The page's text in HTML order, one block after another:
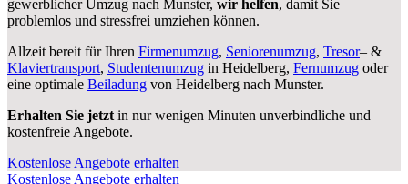
gewerblicher Umzug nach Munster, wir helfen, damit Sie
problemlos und stressfrei umziehen können.
Allzeit bereit für Ihren Firmenumzug, Seniorenumzug, Tresor– &
Klaviertransport, Studentenumzug in Heidelberg, Fernumzug oder
eine optimale Beiladung von Heidelberg nach Munster.
Erhalten Sie jetzt in nur wenigen Minuten unverbindliche und
kostenfreie Angebote.
Kostenlose Angebote erhalten
Kostenlose Angebote erhalten